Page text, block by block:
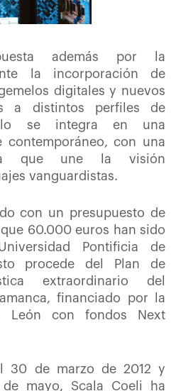
además por la
la incorporación de
digitales y nuevos
a distintos perfiles de
se integra en una
contemporáneo, con una
que une la visión
vanguardistas.
con un presupuesto de
60.000 euros han sido
Pontificia de
procede del Plan de
extraordinario del
financiado por la
León con fondos Next
30 de marzo de 2012 y
mayo, Scala Coeli ha